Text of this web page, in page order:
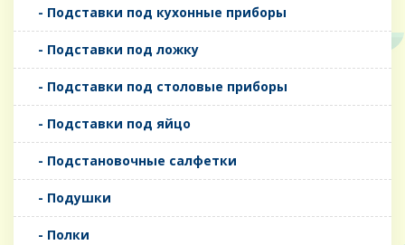
- Подставки под кухонные приборы
- Подставки под ложку
- Подставки под столовые приборы
- Подставки под яйцо
- Подстановочные салфетки
- Подушки
- Полки